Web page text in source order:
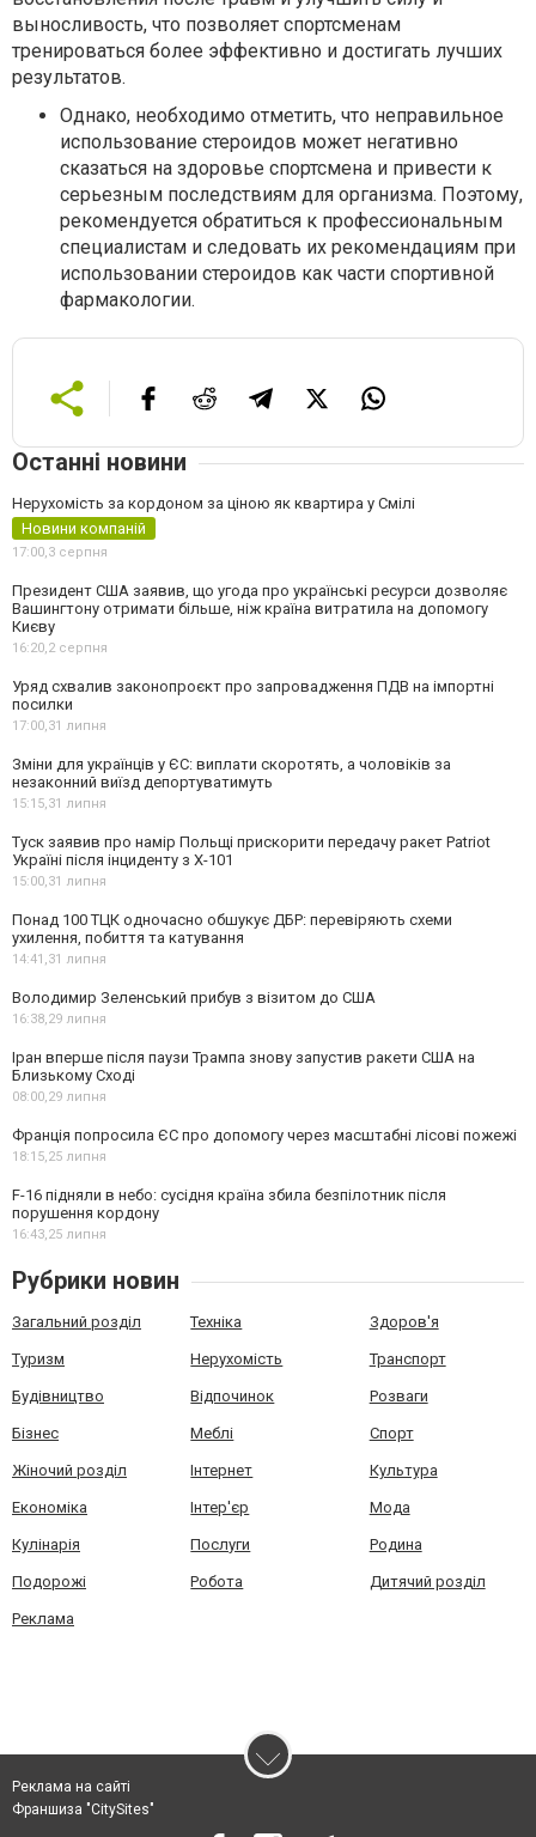
выносливость, что позволяет спортсменам
тренироваться более эффективно и достигать лучших
результатов.
Однако, необходимо отметить, что неправильное
использование стероидов может негативно
сказаться на здоровье спортсмена и привести к
серьезным последствиям для организма. Поэтому,
рекомендуется обратиться к профессиональным
специалистам и следовать их рекомендациям при
использовании стероидов как части спортивной
фармакологии.
Останні новини
Нерухомість за кордоном за ціною як квартира у Смілі
Новини компаній
17:00,3 серпня
Президент США заявив, що угода про українські ресурси дозволяє
Вашингтону отримати більше, ніж країна витратила на допомогу
Києву
16:20,2 серпня
Уряд схвалив законопроєкт про запровадження ПДВ на імпортні
посилки
17:00,31 липня
Зміни для українців у ЄС: виплати скоротять, а чоловіків за
незаконний виїзд депортуватимуть
15:15,31 липня
Туск заявив про намір Польщі прискорити передачу ракет Patriot
Україні після інциденту з Х-101
15:00,31 липня
Понад 100 ТЦК одночасно обшукує ДБР: перевіряють схеми
ухилення, побиття та катування
14:41,31 липня
Володимир Зеленський прибув з візитом до США
16:38,29 липня
Іран вперше після паузи Трампа знову запустив ракети США на
Близькому Сході
08:00,29 липня
Франція попросила ЄС про допомогу через масштабні лісові пожежі
18:15,25 липня
F-16 підняли в небо: сусідня країна збила безпілотник після
порушення кордону
16:43,25 липня
Рубрики новин
Загальний розділ Техніка Здоров'я
Туризм Нерухомість Транспорт
Будівництво Відпочинок Розваги
Бізнес Меблі Спорт
Жіночий розділ Інтернет Культура
Економіка Інтер'єр Мода
Кулінарія Послуги Родина
Подорожі Робота Дитячий розділ
Реклама
Реклама на сайті
Франшиза "CitySites"